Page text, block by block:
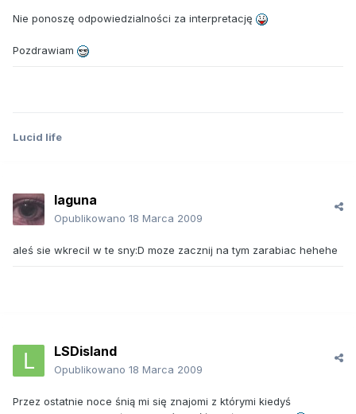
Nie ponoszę odpowiedzialności za interpretację
Pozdrawiam
Lucid life
laguna
Opublikowano 18 Marca 2009
aleś sie wkrecil w te sny:D moze zacznij na tym zarabiac hehehe
LSDisland
Opublikowano 18 Marca 2009
Przez ostatnie noce śnią mi się znajomi z którymi kiedyś